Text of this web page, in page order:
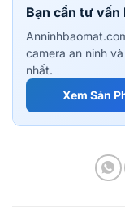
Bạn cần tư
camera an ninh
nhất.
Xem Sản